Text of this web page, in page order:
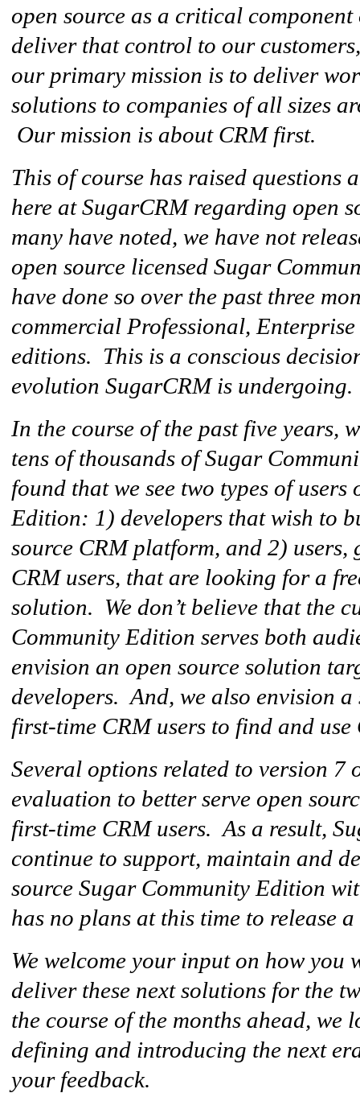
open source as a critical
deliver that control to our
our primary mission is to deliver
solutions to companies of all sizes
Our mission is about CRM first.
This of course has raised questions
here at SugarCRM regarding open
many have noted, we have not
open source licensed Sugar
have done so over the past three
commercial Professional,
editions. This is a conscious
evolution SugarCRM is undergoing.
In the course of the past five years,
tens of thousands of Sugar
found that we see two types of
Edition: 1) developers that wish to
source CRM platform, and 2) users,
CRM users, that are looking for a
solution. We don’t believe that the
Community Edition serves both
envision an open source solution
developers. And, we also envision
first-time CRM users to find and use
Several options related to version 7
evaluation to better serve open
first-time CRM users. As a result,
continue to support, maintain and
source Sugar Community Edition
has no plans at this time to release
We welcome your input on how you
deliver these next solutions for the
the course of the months ahead, we
defining and introducing the next
your feedback.